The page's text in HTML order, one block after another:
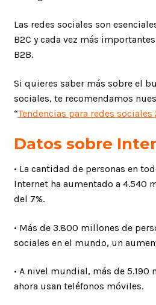
Las redes sociales son
B2C y cada vez más
B2B.
Si quieres saber más sobre el
sociales, te recomendamos
“Tendencias para redes sociales
Datos sobre
• La cantidad de personas en
Internet ha aumentado a 4.540
del 7%.
• Más de 3.800 millones de
sociales en el mundo, un
• A nivel mundial, más de 5.190
ahora usan teléfonos móviles.